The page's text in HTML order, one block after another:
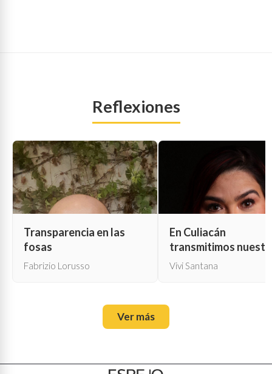
Reflexiones
Transparencia en las
fosas
Fabrizio Lorusso
En Culiacán
transmitimos
propia muerte
Vivi Santana
Ver más